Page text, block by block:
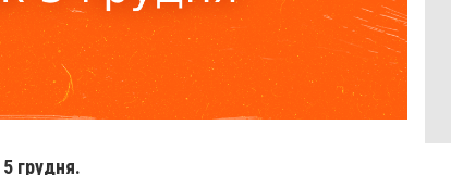
5 грудня.